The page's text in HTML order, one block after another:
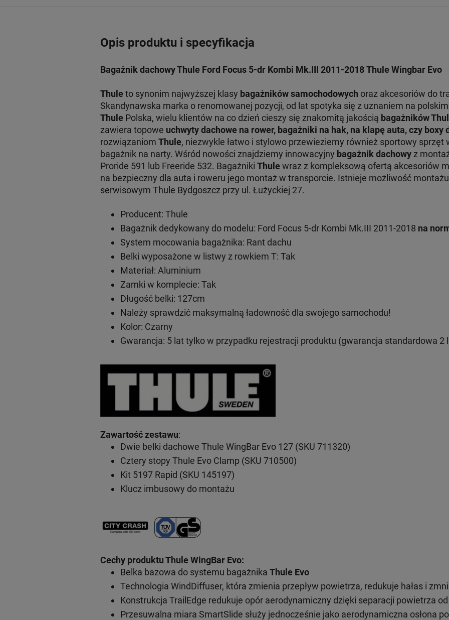
Opis produktu i specyfikacja
Bagażnik dachowy Thule Ford Focus 5-dr Kombi Mk.III 2011-2018 Thule Wingbar Evo
Thuleto synonim najwyższej klasy bagażników samochodowych oraz akcesoriów do
Skandynawska marka o renomowanej pozycji, od lat spotyka się z uznaniem na
ThulePolska, wielu klientów na co dzień cieszy się znakomitą jakością bagażników
zawiera topowe uchwyty dachowe na rower, bagażniki na hak, na klapę auta, czy boxy
rozwiązaniom Thule, niezwykle łatwo i stylowo przewieziemy również sportowy sprzęt
bagażnik na narty. Wśród nowości znajdziemy innowacyjny bagażnik dachowyz
Proride 591 lub Freeride 532. Bagażniki Thulewraz z kompleksową ofertą akcesoriów
na bezpieczny dla auta i roweru jego montaż w transporcie. Istnieje możliwość
serwisowym Thule Bydgoszcz przy ul. Łużyckiej 27.
Producent: Thule
Bagażnik dedykowany do modelu: Ford Focus 5-dr Kombi Mk.III 2011-2018 na
System mocowania bagażnika: Rant dachu
Belki wyposażone w listwy z rowkiem T: Tak
Materiał: Aluminium
Zamki w komplecie: Tak
Długość belki: 127cm
Należy sprawdzić maksymalną ładowność dla swojego samochodu!
Kolor: Czarny
Gwarancja: 5 lat tylko w przypadku rejestracji produktu (gwarancja standardowa 2
Zawartość zestawu:
Dwie belki dachowe Thule WingBar Evo 127 (SKU 711320)
Cztery stopy Thule Evo Clamp (SKU 710500)
Kit 5197 Rapid (SKU 145197)
Klucz imbusowy do montażu
Cechy produktu Thule WingBar Evo:
Belka bazowa do systemu bagażnika Thule Evo
Technologia WindDiffuser, która zmienia przepływ powietrza, redukuje hałas i
Konstrukcja TrailEdge redukuje opór aerodynamiczny dzięki separacji powietrza
Przesuwalna miara SmartSlide służy jednocześnie jako aerodynamiczna osłona